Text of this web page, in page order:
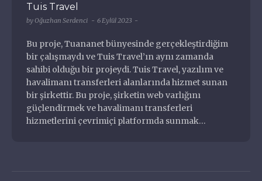
Tuis Travel
byOğuzhan Serdenci 6 Eylül 2023
Bu proje, Tuananet bünyesinde gerçekleştirdiğim
bir çalışmaydı ve Tuis Travel’ın aynı zamanda
sahibi olduğu bir projeydi. Tuis Travel, yazılım ve
havalimanı transferleri alanlarında hizmet sunan
bir şirkettir. Bu proje, şirketin web varlığını
güçlendirmek ve havalimanı transferleri
hizmetlerini çevrimiçi platformda sunmak…